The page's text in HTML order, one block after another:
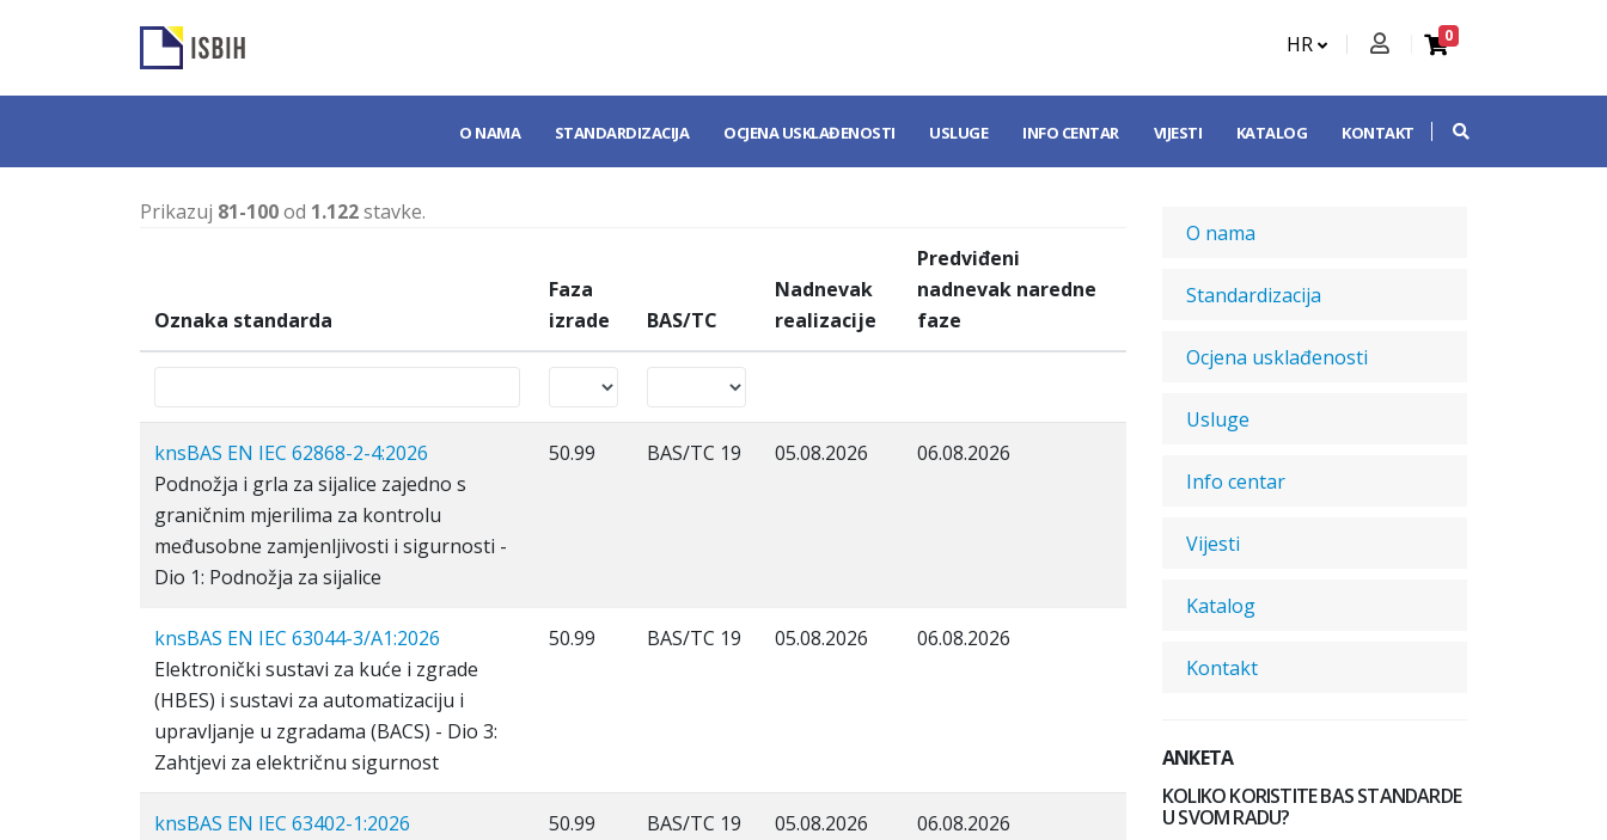
HR 0
O NAMA STANDARDIZACIJA OCJENA USKLAĐENOSTI USLUGE INFO CENTAR VIJESTI KATALOG KONTAKT
Prikazuj 81-100od 1.122stavke.
Oznaka standarda
Faza
izrade
BAS/TC
Nadnevak
realizacije
Predviđeni
nadnevak naredne
faze
knsBAS EN IEC 62868-2-4:2026
Podnožja i grla za sijalice zajedno s
graničnim mjerilima za kontrolu
međusobne zamjenljivosti i sigurnosti -
Dio 1: Podnožja za sijalice
50.99 BAS/TC 19 05.08.2026 06.08.2026
knsBAS EN IEC 63044-3/A1:2026
Elektronički sustavi za kuće i zgrade
(HBES) i sustavi za automatizaciju i
upravljanje u zgradama (BACS) - Dio 3:
Zahtjevi za električnu sigurnost
50.99 BAS/TC 19 05.08.2026 06.08.2026
knsBAS EN IEC 63402-1:2026
50.99 BAS/TC 19 05.08.2026 06.08.2026
O nama
Standardizacija
Ocjena usklađenosti
Usluge
Info centar
Vijesti
Katalog
Kontakt
ANKETA
KOLIKO KORISTITE BAS STANDARDE
U SVOM RADU?